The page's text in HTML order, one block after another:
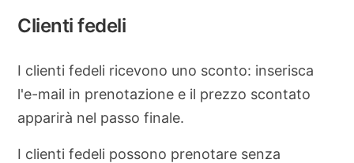
Clienti fedeli
I clienti fedeli ricevono uno sconto: inserisca
l'e-mail in prenotazione e il prezzo scontato
apparirà nel passo finale.
I clienti fedeli possono prenotare senza